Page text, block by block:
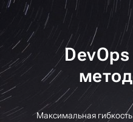
Максимальная